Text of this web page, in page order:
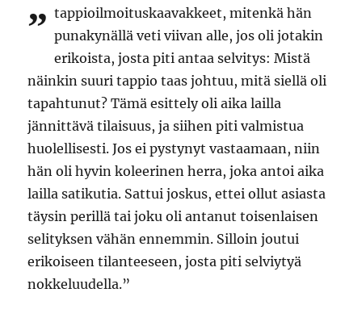
” tappioilmoituskaavakkeet, mitenkä hän
punakynällä veti viivan alle, jos oli jotakin
erikoista, josta piti antaa selvitys: Mistä
näinkin suuri tappio taas johtuu, mitä siellä oli
tapahtunut? Tämä esittely oli aika lailla
jännittävä tilaisuus, ja siihen piti valmistua
huolellisesti. Jos ei pystynyt vastaamaan, niin
hän oli hyvin koleerinen herra, joka antoi aika
lailla satikutia. Sattui joskus, ettei ollut asiasta
täysin perillä tai joku oli antanut toisenlaisen
selityksen vähän ennemmin. Silloin joutui
erikoiseen tilanteeseen, josta piti selviytyä
nokkeluudella.”